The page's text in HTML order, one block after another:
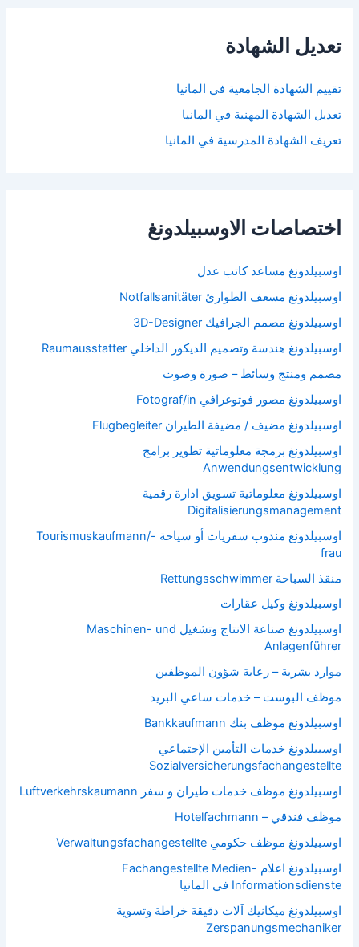
تعديل الشهادة
تقييم الشهادة الجامعية في المانيا
تعديل الشهادة المهنية في المانيا
تعريف الشهادة المدرسية في المانيا
اختصاصات الاوسبيلدونغ
اوسبيلدونغ مساعد كاتب عدل
اوسبيلدونغ مسعف الطوارئ Notfallsanitäter
اوسبيلدونغ مصمم الجرافيك 3D-Designer
اوسبيلدونغ هندسة وتصميم الديكور الداخلي Raumausstatter
مصمم ومنتج وسائط – صورة وصوت
اوسبيلدونغ مصور فوتوغرافي Fotograf/in
اوسبيلدونغ مضيف / مضيفة الطيران Flugbegleiter
اوسبيلدونغ برمجة معلوماتية تطوير برامج
Anwendungsentwicklung
اوسبيلدونغ معلوماتية تسويق ادارة رقمية
Digitalisierungsmanagement
اوسبيلدونغ مندوب سفريات أو سياحة Tourismuskaufmann/-
frau
منقذ السباحة Rettungsschwimmer
اوسبيلدونغ وكيل عقارات
اوسبيلدونغ صناعة الانتاج وتشغيل Maschinen- und
Anlagenführer
موارد بشرية – رعاية شؤون الموظفين
موظف البوست – خدمات ساعي البريد
اوسبيلدونغ موظف بنك Bankkaufmann
اوسبيلدونغ خدمات التأمين الإجتماعي
Sozialversicherungsfachangestellte
اوسبيلدونغ موظف خدمات طيران و سفر Luftverkehrskaumann
موظف فندقي – Hotelfachmann
اوسبيلدونغ موظف حكومي Verwaltungsfachangestellte
اوسبيلدونغ اعلام Fachangestellte Medien-
Informationsdienste في المانيا
اوسبيلدونغ ميكانيك آلات دقيقة خراطة وتسوية
Zerspanungsmechaniker